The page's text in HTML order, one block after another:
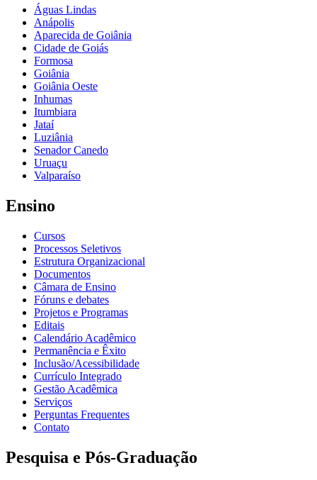
Águas Lindas
Anápolis
Aparecida de Goiânia
Cidade de Goiás
Formosa
Goiânia
Goiânia Oeste
Inhumas
Itumbiara
Jataí
Luziânia
Senador Canedo
Uruaçu
Valparaíso
Ensino
Cursos
Processos Seletivos
Estrutura Organizacional
Documentos
Câmara de Ensino
Fóruns e debates
Projetos e Programas
Editais
Calendário Acadêmico
Permanência e Êxito
Inclusão/Acessibilidade
Currículo Integrado
Gestão Acadêmica
Serviços
Perguntas Frequentes
Contato
Pesquisa e Pós-Graduação